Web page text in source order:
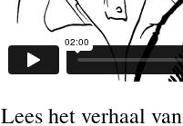
Lees het verhaal van